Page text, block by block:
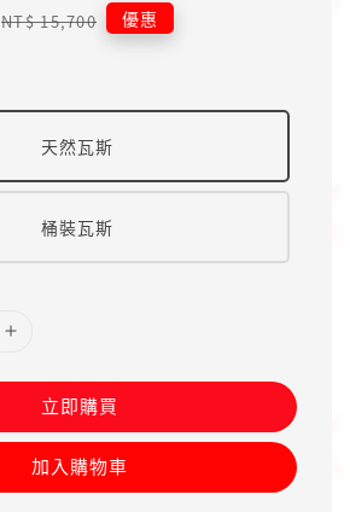
Regular
NT$ 15,700 優惠
天然瓦斯
桶裝瓦斯
立即購買
加入購物車